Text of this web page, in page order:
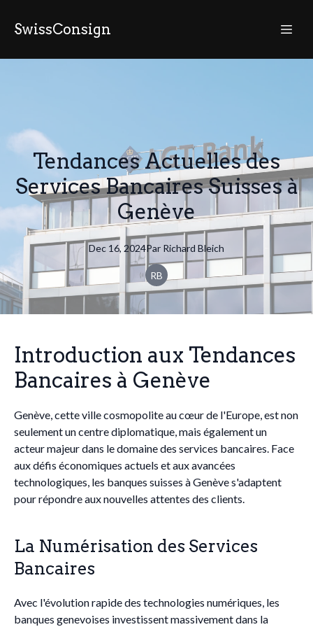
SwissConsign
Tendances Actuelles des
Services Bancaires Suisses à
Genève
Dec 16, 2024Par Richard Bleich
RB
Introduction aux Tendances
Bancaires à Genève
Genève, cette ville cosmopolite au cœur de l'Europe, est non
seulement un centre diplomatique, mais également un
acteur majeur dans le domaine des services bancaires. Face
aux défis économiques actuels et aux avancées
technologiques, les banques suisses à Genève s'adaptent
pour répondre aux nouvelles attentes des clients.
La Numérisation des Services
Bancaires
Avec l'évolution rapide des technologies numériques, les
banques genevoises investissent massivement dans la